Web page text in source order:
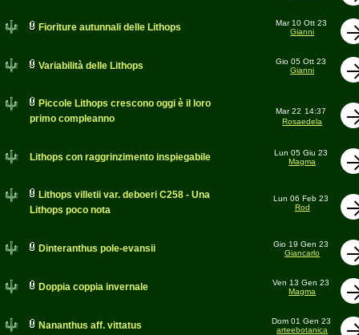
Fioriture autunnali delle Lithops
Mar 10 Ott 23
Gianni
Variabilità delle Lithops
Gio 05 Ott 23
Gianni
Piccole Lithops crescono oggi è il loro
primo compleanno
Mar 22 14:37
Rosaedela
Lithops con raggrinzimento inspiegabile
Lun 05 Giu 23
Magma
Lithops villetii var. deboeri C258 - Una
Lithops poco nota
Lun 06 Feb 23
Rod
Dinteranthus pole-evansii
Gio 19 Gen 23
Giancarlo
Doppia coppia invernale
Ven 13 Gen 23
Magma
Nananthus aff. vittatus
Dom 01 Gen 23
arteebotanica